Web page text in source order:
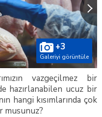
+3
Galeriyi görüntüle
vazgeçilmez bir
hazırlanabilen ucuz bir
hangi kısımlarında çok
musunuz?